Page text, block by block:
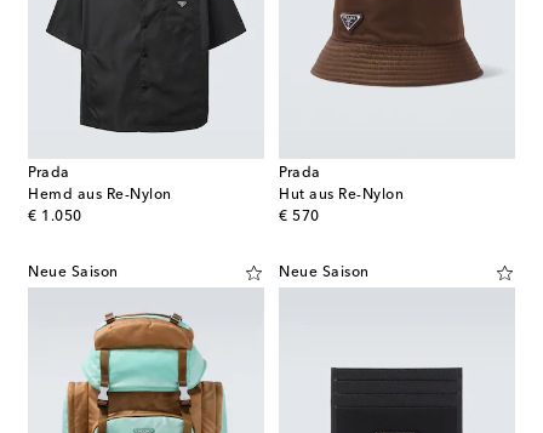
Prada
Hemd aus Re-Nylon
€ 1.050
original price
Prada
Hut aus Re-Nylon
€ 570
original price
Neue Saison Neue Saison